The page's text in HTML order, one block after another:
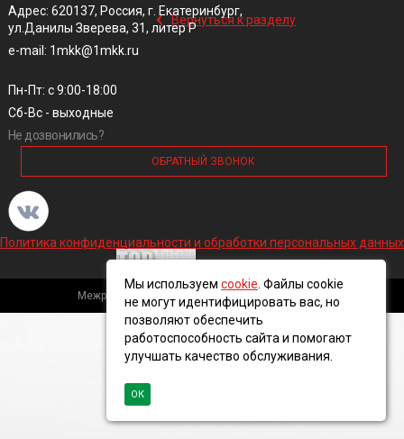
‹ Вернуться к разделу
Адрес: 620137, Россия, г. Екатеринбург,
ул.Данилы Зверева, 31, литер Р
e-mail: 1mkk@1mkk.ru
Пн-Пт: с 9:00-18:00
Сб-Вс - выходные
Не дозвонились?
ОБРАТНЫЙ ЗВОНОК
Политика конфиденциальности и обработки персональных данных
Межрегиональная кабельная компания, 2016 ©
Мы используем cookie . Файлы cookie
не могут идентифицировать вас, но
позволяют обеспечить
работоспособность сайта и помогают
улучшать качество обслуживания.
ОК